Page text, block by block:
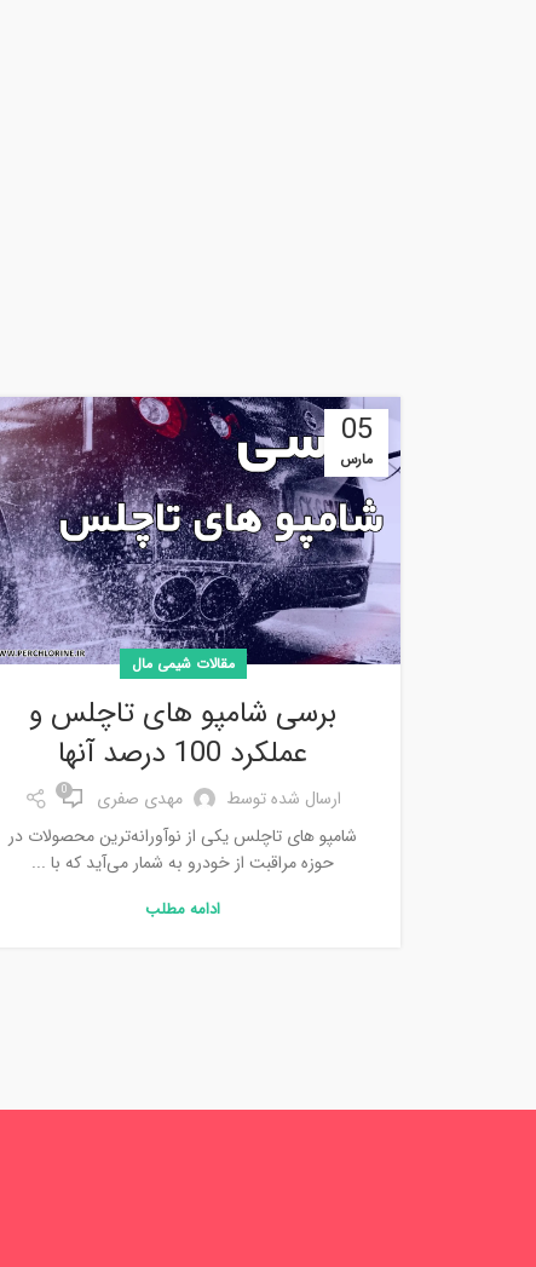
05
مارس
مقالات شیمی مال
برسی شامپو های تاچلس و
عملکرد 100 درصد آنها
ارسال شده توسط مهدی صفری 0
شامپو های تاچلس یکی از نوآورانه‌ترین محصولات در
حوزه مراقبت از خودرو به شمار می‌آید که با ...
ادامه مطلب